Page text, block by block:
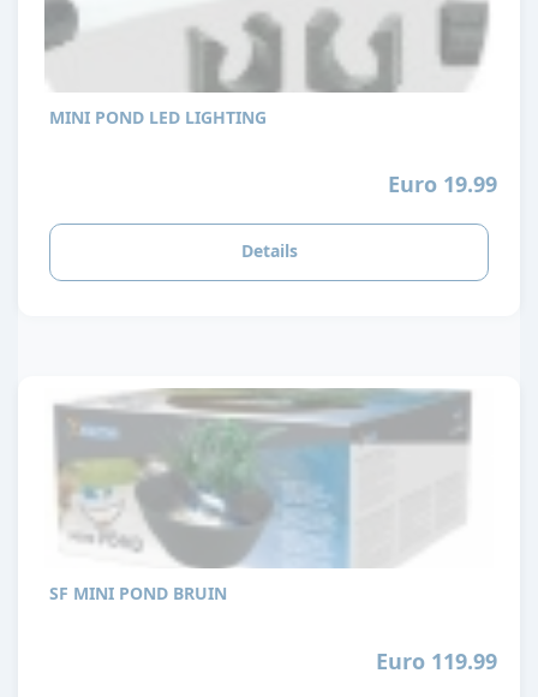
MINI POND LED LIGHTING
Euro 19.99
Details
SF MINI POND BRUIN
Euro 119.99